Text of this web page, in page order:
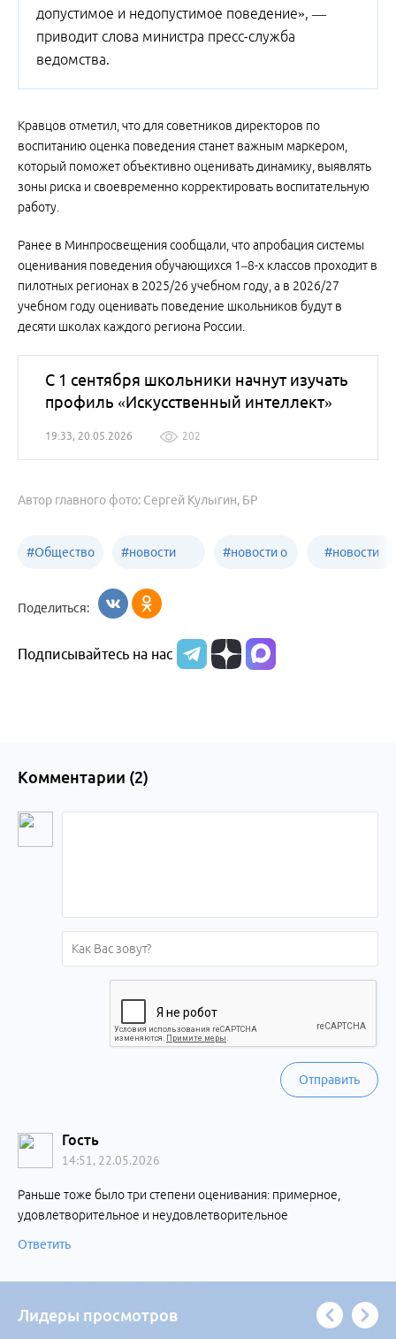
допустимое и недопустимое поведение», —
приводит слова министра пресс-служба
ведомства.
Кравцов отметил, что для советников директоров по
воспитанию оценка поведения станет важным маркером,
который поможет объективно оценивать динамику, выявлять
зоны риска и своевременно корректировать воспитательную
работу.
Ранее в Минпросвещения сообщали, что апробация системы
оценивания поведения обучающихся 1–8-х классов проходит в
пилотных регионах в 2025/26 учебном году, а в 2026/27
учебном году оценивать поведение школьников будут в
десяти школах каждого региона России.
С 1 сентября школьники начнут изучать
профиль «Искусственный интеллект»
19:33, 20.05.2026 202
Автор главного фото: Сергей Кулыгин, БР
#Общество #новости
образования
#новости о
Алтайского
#новости
Поделиться:
Подписывайтесь на нас
Комментарии (2)
Отправить
Гость
14:51, 22.05.2026
Раньше тоже было три степени оценивания: примерное,
удовлетворительное и неудовлетворительное
Ответить
Лидеры просмотров